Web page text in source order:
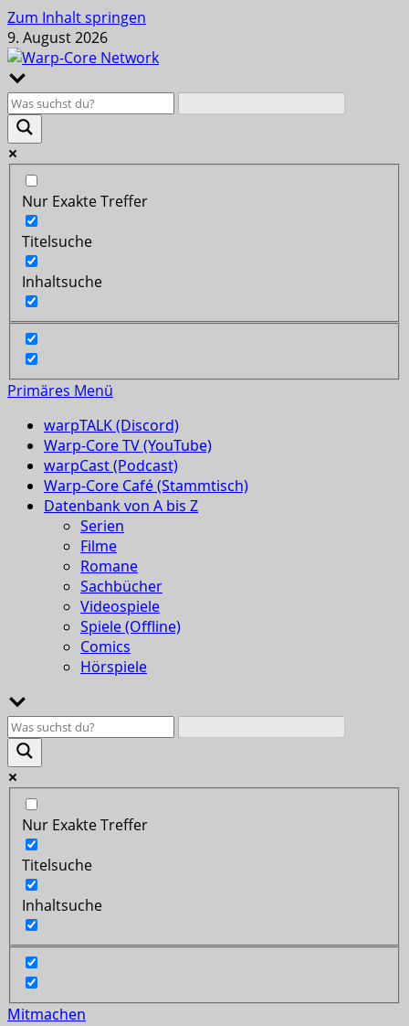
Zum Inhalt springen
9. August 2026
Nur Exakte Treffer
Titelsuche
Inhaltsuche
Primäres Menü
warpTALK (Discord)
Warp-Core TV (YouTube)
warpCast (Podcast)
Warp-Core Café (Stammtisch)
Datenbank von A bis Z
Serien
Filme
Romane
Sachbücher
Videospiele
Spiele (Offline)
Comics
Hörspiele
Nur Exakte Treffer
Titelsuche
Inhaltsuche
Mitmachen